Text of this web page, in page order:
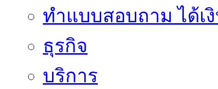
ทําแบบสอบถาม ได้เ
ธุรกิจ
บริการ